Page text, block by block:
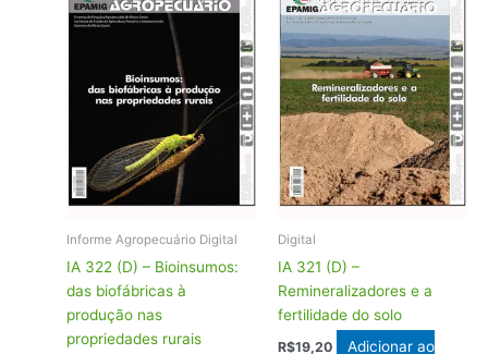
Informe Agropecuário Digital
IA 322 (D) – Bioinsumos:
das biofábricas à
produção nas
propriedades rurais
Digital
IA 321 (D) –
Remineralizadores e a
fertilidade do solo
R$19,20
Adicionar ao